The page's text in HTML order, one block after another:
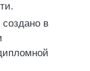
в